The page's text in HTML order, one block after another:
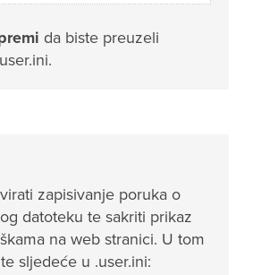
da biste preuzeli
zapisivanje poruka o
datoteku te sakriti prikaz
na web stranici. U tom
sljedeće u .user.ini: